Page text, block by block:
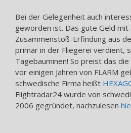
Bei der Gelegenheit auch
geworden ist. Das gute Geld mit
Zusammenstoß-Erfindung aus
primär in der Fliegerei verdient,
Tagebauminen! So preist das
vor einigen Jahren von FLARM
schwedische Firma heißt
Flightradar24 wurde von
2006 gegründet, nachzulesen